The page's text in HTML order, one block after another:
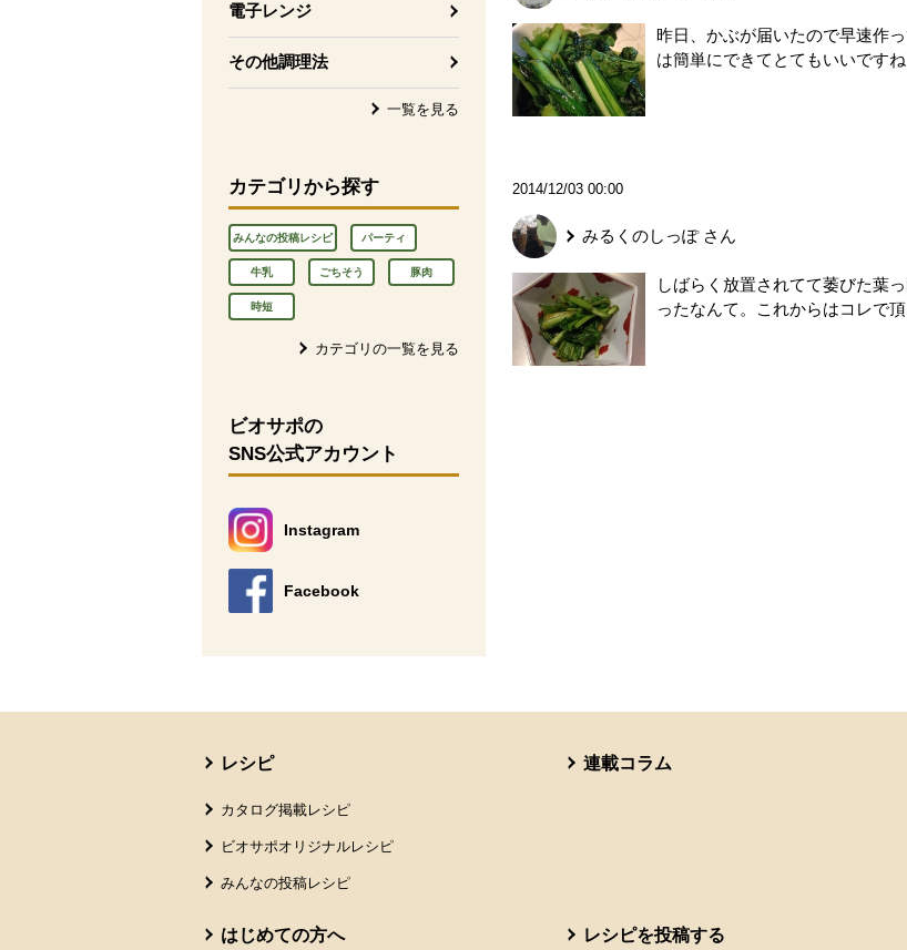
電子レンジ
その他調理法
一覧を見る
カテゴリから探す
みんなの投稿レシピ パーティ
牛乳 ごちそう 豚肉
時短
カテゴリの一覧を見る
ビオサポの
SNS公式アカウント
Instagram
別のウィンドウで開きます。
Facebook
別のウィンドウで開きます。
昨日、かぶが届いたので早速作
は簡単にできてとてもいいですね
2014/12/03 00:00
みるくのしっぽさん
しばらく放置されてて萎びた葉
ったなんて。これからはコレで
レシピ
カタログ掲載レシピ
ビオサポオリジナルレシピ
みんなの投稿レシピ
連載コラム
はじめての方へ レシピを投稿する